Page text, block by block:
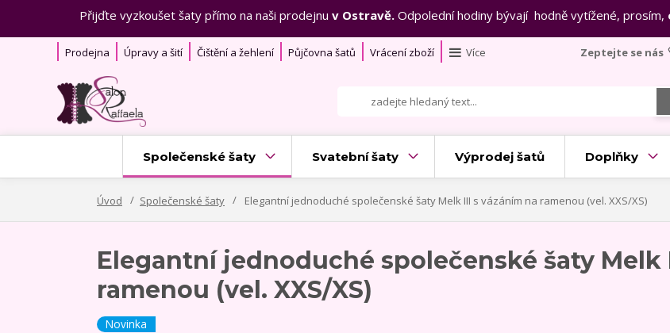
Přijďte vyzkoušet šaty přímo na naši prodejnu v Ostravě. Odpolední hodiny bývají hodně vytížené, prosím,
Prodejna Úpravy a šití Čištění a žehlení Půjčovna šatů Vrácení zboží Více Zeptejte se nás
Společenské šaty Svatební šaty Výprodej šatů Doplňky
Úvod Společenské šaty Elegantní jednoduché společenské šaty Melk III s vázáním na ramenou (vel. XXS/XS)
Elegantní jednoduché společenské šaty Melk
ramenou (vel. XXS/XS)
Novinka